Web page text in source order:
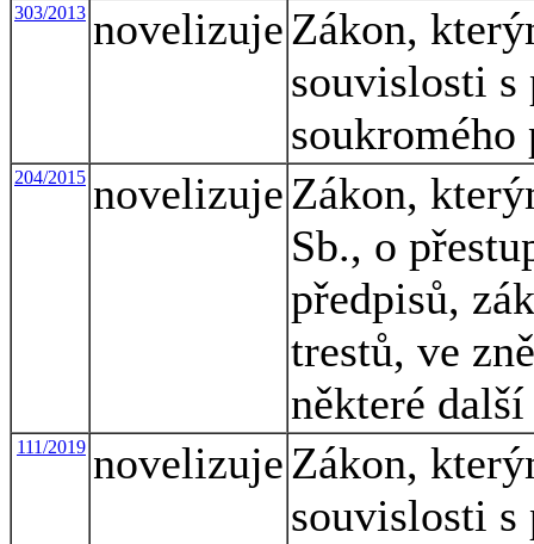
303/2013 novelizujeZákon,
souvislosti
soukromého
204/2015 novelizujeZákon,
Sb., o
předpisů,
trestů, ve
některé
111/2019 novelizujeZákon,
souvislosti s